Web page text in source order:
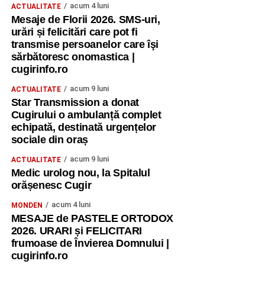
ACTUALITATE acum 4 luni
Mesaje de Florii 2026. SMS-uri,
urări și felicitări care pot fi
transmise persoanelor care îşi
sărbătoresc onomastica |
cugirinfo.ro
ACTUALITATE acum 9 luni
Star Transmission a donat
Cugirului o ambulanță complet
echipată, destinată urgențelor
sociale din oraș
ACTUALITATE acum 9 luni
Medic urolog nou, la Spitalul
orășenesc Cugir
MONDEN acum 4 luni
MESAJE de PASTELE ORTODOX
2026. URARI și FELICITARI
frumoase de Învierea Domnului |
cugirinfo.ro